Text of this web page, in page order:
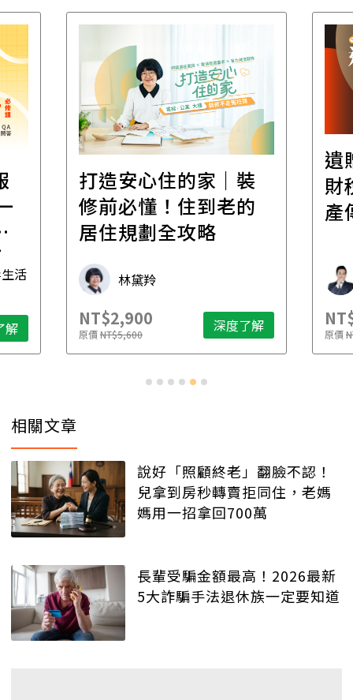
活
解
打造安心住的家｜裝
修前必懂！住到老的
居住規劃全攻略
林黛羚
NT$2,900
原價NT$5,600 深度了解
遺
財
產
原價
相關文章
說好「照顧終老」翻臉不認！
兒拿到房秒轉賣拒同住，老媽
媽用一招拿回700萬
長輩受騙金額最高！2026最新
5大詐騙手法退休族一定要知道